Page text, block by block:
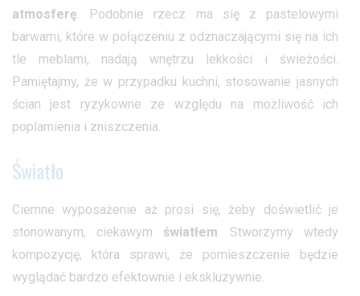
atmosferę . Podobnie rzecz ma się z pastelowymi
barwami, które w połączeniu z odznaczającymi się na ich
tle meblami, nadają wnętrzu lekkości i świeżości.
Pamiętajmy, że w przypadku kuchni, stosowanie jasnych
ścian jest ryzykowne ze względu na możliwość ich
poplamienia i zniszczenia.
Światło
Ciemne wyposażenie aż prosi się, żeby doświetlić je
stonowanym, ciekawym światłem . Stworzymy wtedy
kompozycję, która sprawi, że pomieszczenie będzie
wyglądać bardzo efektownie i ekskluzywnie.